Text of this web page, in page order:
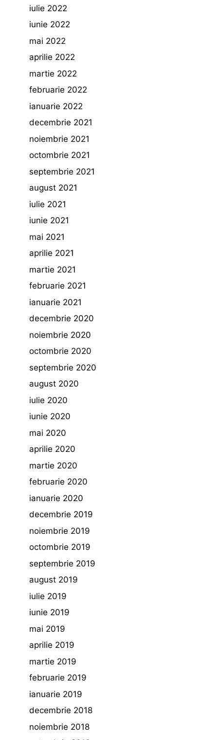
iulie 2022
iunie 2022
mai 2022
aprilie 2022
martie 2022
februarie 2022
ianuarie 2022
decembrie 2021
noiembrie 2021
octombrie 2021
septembrie 2021
august 2021
iulie 2021
iunie 2021
mai 2021
aprilie 2021
martie 2021
februarie 2021
ianuarie 2021
decembrie 2020
noiembrie 2020
octombrie 2020
septembrie 2020
august 2020
iulie 2020
iunie 2020
mai 2020
aprilie 2020
martie 2020
februarie 2020
ianuarie 2020
decembrie 2019
noiembrie 2019
octombrie 2019
septembrie 2019
august 2019
iulie 2019
iunie 2019
mai 2019
aprilie 2019
martie 2019
februarie 2019
ianuarie 2019
decembrie 2018
noiembrie 2018